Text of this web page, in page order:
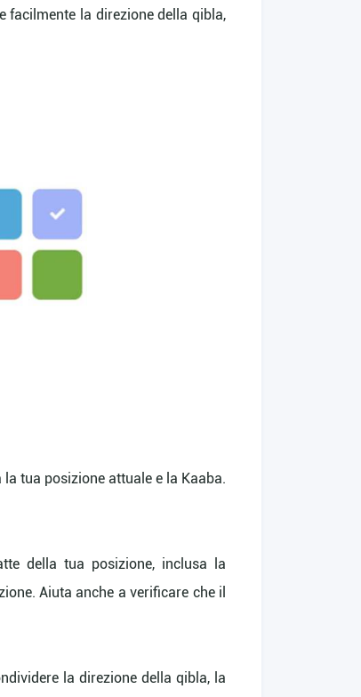
facilmente la direzione della qibla,
tua posizione attuale e la Kaaba.
della tua posizione, inclusa la
Aiuta anche a verificare che il
la direzione della qibla, la